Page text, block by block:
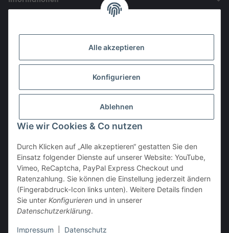
Vertrag widerrufen
Alle akzeptieren
Konfigurieren
Ablehnen
Wie wir Cookies & Co nutzen
Durch Klicken auf „Alle akzeptieren“ gestatten Sie den
Einsatz folgender Dienste auf unserer Website: YouTube,
Vimeo, ReCaptcha, PayPal Express Checkout und
Ratenzahlung. Sie können die Einstellung jederzeit ändern
(Fingerabdruck-Icon links unten). Weitere Details finden
Sie unter Konfigurieren und in unserer
Datenschutzerklärung.
Impressum Datenschutz